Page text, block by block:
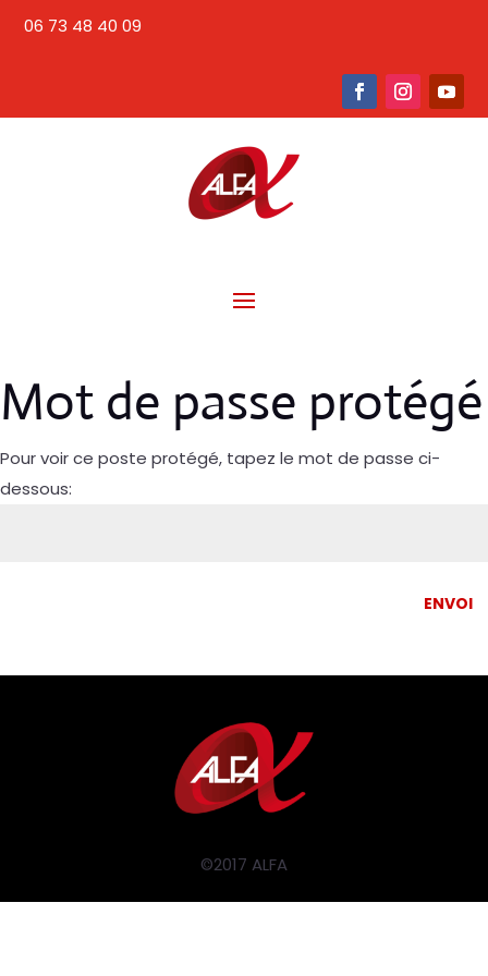
06 73 48 40 09
Mot de passe protégé
Pour voir ce poste protégé, tapez le mot de passe ci-
dessous:
ENVOI
©2017 ALFA